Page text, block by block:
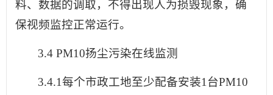
料、数据的调取，不得出现人为损毁现象，确
保视频监控正常运行。
3.4 PM10扬尘污染在线监测
3.4.1每个市政工地至少配备安装1台PM10